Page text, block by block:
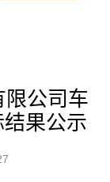
限公司车
果公示